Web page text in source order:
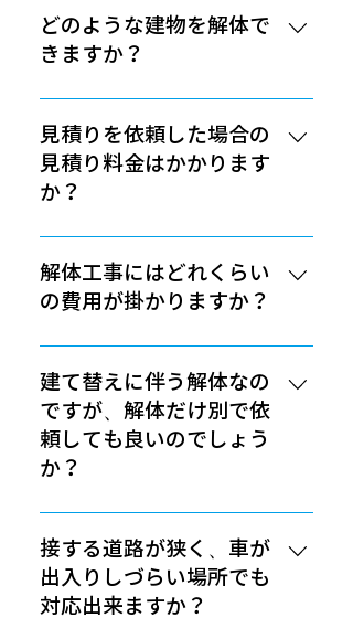
どのような建物を解体で
きますか？
弊社では、木造、鉄骨造は元よ
り、店舗・工場・ビル等の解体だ
けでなく、内装解体等も請け負っ
ております。また解体後に駐車場
礎杭の撤去工事なども施工可能で
す。その他、水害や火災などの解
体や復旧工事などでも柔軟に対応
することができます。また、ゴミ
屋敷や厩舎の解体といった特殊な
物件であっても全く問題ありませ
ん。お気軽に相談してください。
見積りを依頼した場合の
見積り料金はかかります
か？
見積もりは無料です。 まずはお気
軽に弊社スタッフまでご質問して
いただき、現地調査後の見積り金
しょう。
解体工事にはどれくらい
の費用が掛かりますか？​
立地条件や建物の構造、構成物に
よって変動しますが、目安とし
て、一般の木造住宅では坪単価
30,000円ほど、鉄骨造の場合、坪
単価45,000~60,000円ほど掛かる
というのが相場です。これは産廃
処分費込みでの単価になります。
例外として、災害によって倒壊し
た建物や火事物件、水害によって
床上浸水した建物やゴミ屋敷、厩
舎などの解体工事に関しては、処
建て替えに伴う解体なの
ですが、解体だけ別で依
頼しても良いのでしょう
か？
全く問題ありません。 ※建築・建
設会社やハウスメーカーと一括契
約をせずに、解体工事は専門の解
体業者と直接契約する事を分離発
接する道路が狭く、車が
出入りしづらい場所でも
対応出来ますか？